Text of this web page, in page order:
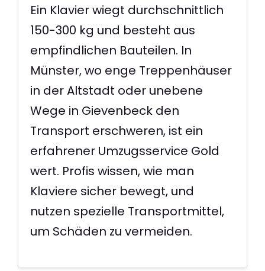
Ein Klavier wiegt durchschnittlich
150-300 kg und besteht aus
empfindlichen Bauteilen. In
Münster, wo enge Treppenhäuser
in der Altstadt oder unebene
Wege in Gievenbeck den
Transport erschweren, ist ein
erfahrener Umzugsservice Gold
wert. Profis wissen, wie man
Klaviere sicher bewegt, und
nutzen spezielle Transportmittel,
um Schäden zu vermeiden.